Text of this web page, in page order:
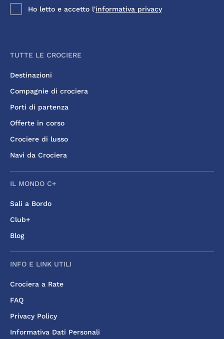
Ho letto e accetto l'informativa privacy
TUTTE LE CROCIERE
Destinazioni
Compagnie di crociera
Porti di partenza
Offerte in corso
Crociere di lusso
Navi da Crociera
IL MONDO C+
Sali a Bordo
Club+
Blog
INFO E LINK UTILI
Crociera a Rate
FAQ
Privacy Policy
Informativa Dati Personali